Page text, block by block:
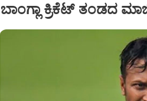
ಬಾಂಗ್ಲಾ ಕ್ರಿಕೆಟ್ ತಂಡದ